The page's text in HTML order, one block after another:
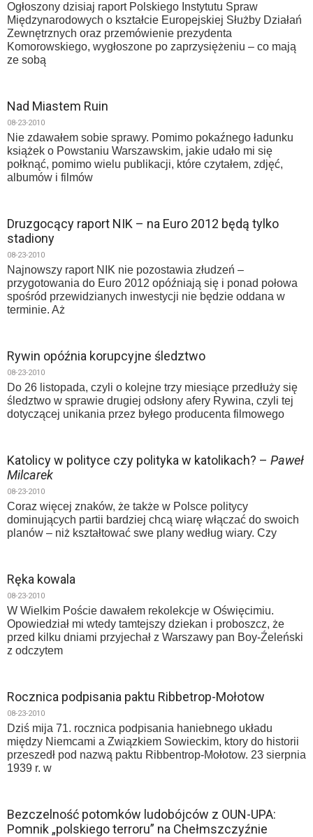
Ogłoszony dzisiaj raport Polskiego Instytutu Spraw
Międzynarodowych o kształcie Europejskiej Służby Działań
Zewnętrznych oraz przemówienie prezydenta
Komorowskiego, wygłoszone po zaprzysiężeniu – co mają
ze sobą
Nad Miastem Ruin
08-23-2010
Nie zdawałem sobie sprawy. Pomimo pokaźnego ładunku
książek o Powstaniu Warszawskim, jakie udało mi się
połknąć, pomimo wielu publikacji, które czytałem, zdjęć,
albumów i filmów
Druzgocący raport NIK – na Euro 2012 będą tylko
stadiony
08-23-2010
Najnowszy raport NIK nie pozostawia złudzeń –
przygotowania do Euro 2012 opóźniają się i ponad połowa
spośród przewidzianych inwestycji nie będzie oddana w
terminie. Aż
Rywin opóźnia korupcyjne śledztwo
08-23-2010
Do 26 listopada, czyli o kolejne trzy miesiące przedłuży się
śledztwo w sprawie drugiej odsłony afery Rywina, czyli tej
dotyczącej unikania przez byłego producenta filmowego
Katolicy w polityce czy polityka w katolikach? – Paweł
Milcarek
08-23-2010
Coraz więcej znaków, że także w Polsce politycy
dominujących partii bardziej chcą wiarę włączać do swoich
planów – niż kształtować swe plany według wiary. Czy
Ręka kowala
08-23-2010
W Wielkim Poście dawałem rekolekcje w Oświęcimiu.
Opowiedział mi wtedy tamtejszy dziekan i proboszcz, że
przed kilku dniami przyjechał z Warszawy pan Boy-Źeleński
z odczytem
Rocznica podpisania paktu Ribbetrop-Mołotow
08-23-2010
Dziś mija 71. rocznica podpisania haniebnego układu
między Niemcami a Związkiem Sowieckim, ktory do historii
przeszedł pod nazwą paktu Ribbentrop-Mołotow. 23 sierpnia
1939 r. w
Bezczelność potomków ludobójców z OUN-UPA:
Pomnik „polskiego terroru” na Chełmszczyźnie